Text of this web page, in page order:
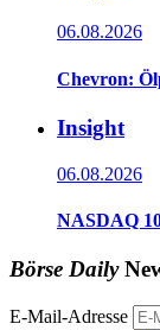
06.08.2026
Chevron:
Insight
06.08.2026
NASDAQ
Börse Daily
E-Mail-Adresse